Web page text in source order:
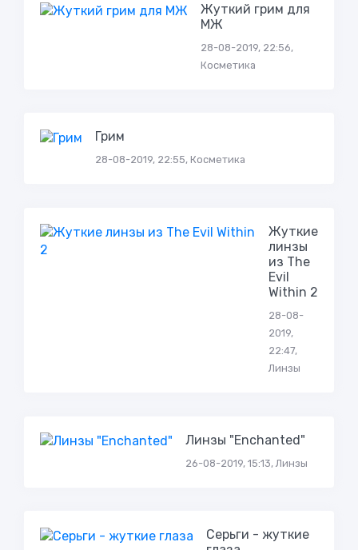
Жуткий грим для
МЖ
28-08-2019, 22:56,
Косметика
Грим
28-08-2019, 22:55, Косметика
Жуткие
линзы
из The
Evil
Within 2
28-08-
2019,
22:47,
Линзы
Линзы "Enchanted"
26-08-2019, 15:13, Линзы
Серьги - жуткие